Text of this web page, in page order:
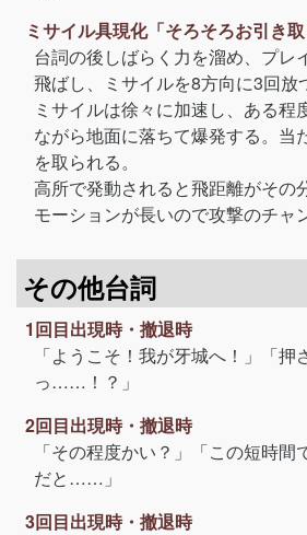
ミサイル具現化「そろそろお引き取
台詞の後しばらく力を溜め、プレ
飛ばし、ミサイルを8方向に3回放
ミサイルは徐々に加速し、ある程
ながら地面に落ちて爆発する。当
を取られる。
高所で発動されると飛距離がその
モーションが長いので攻撃のチャ
その他台詞
1回目出現時・撤退時
「ようこそ！我が牙城へ！」「押
っ……！？」
2回目出現時・撤退時
「その程度かい？」「この短時
だと……」
3回目出現時・撤退時